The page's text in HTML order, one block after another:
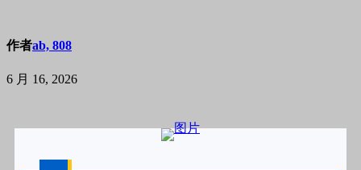
作者ab, 808
6 月 16, 2026